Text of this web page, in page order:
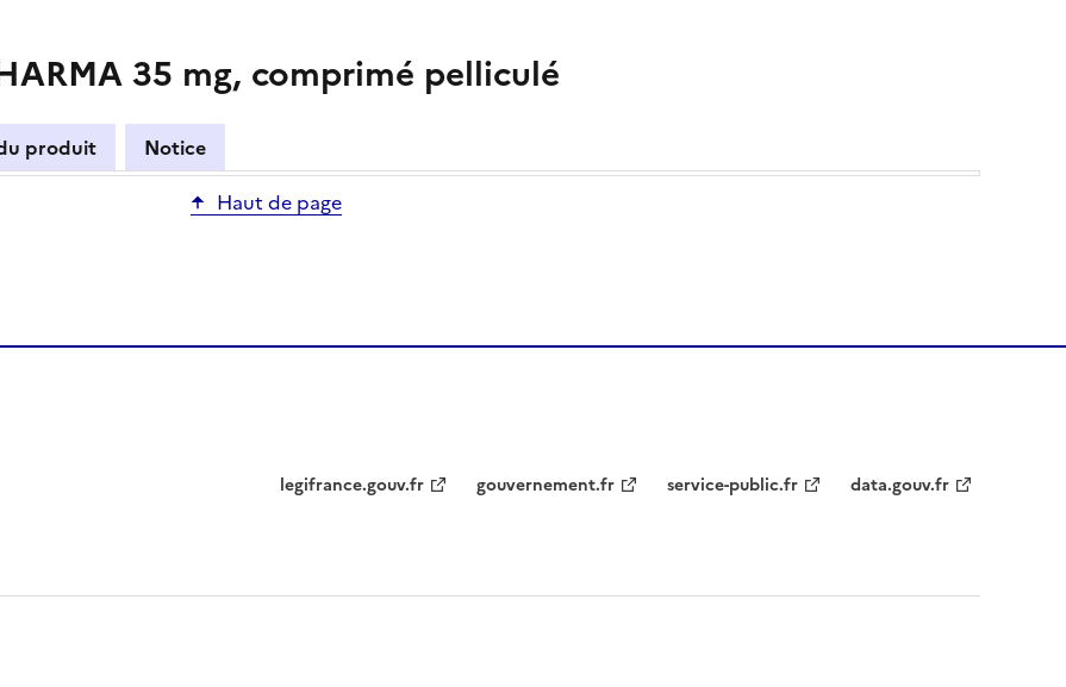
35 mg, comprimé pelliculé
produit
Notice
Haut de page
legifrance.gouv.fr gouvernement.fr service-public.fr data.gouv.fr